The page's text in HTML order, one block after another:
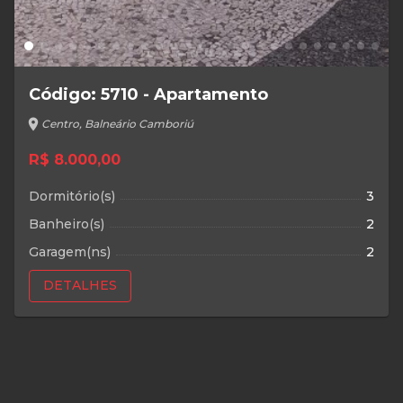
Código: 5710 - Apartamento
location_on Centro, Balneário Camboriú
R$ 8.000,00
Dormitório(s)
3
Banheiro(s)
2
Garagem(ns)
2
DETALHES